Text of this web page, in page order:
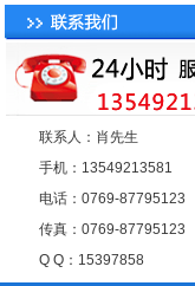
联系人：肖先生
手机：13549213581
电话：0769-87795123
传真：0769-87795123
Q Q：15397858